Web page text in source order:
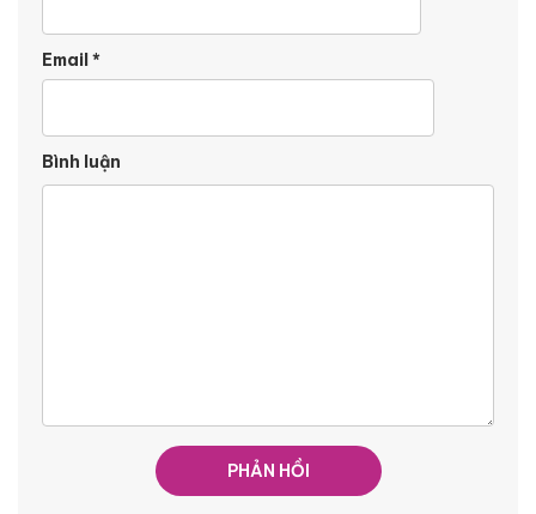
Email*
Bình luận